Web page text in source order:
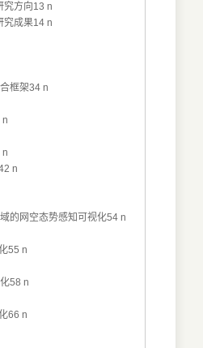
究方向13 n
究成果14 n
框架34 n
n
n
n
的网空态势感知可视化54 n
55 n
58 n
66 n